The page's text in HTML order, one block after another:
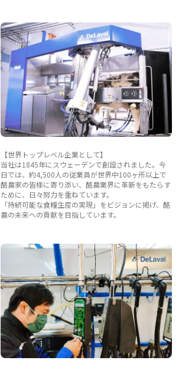
【世界トップレベル企業として】
当社は1845年にスウェーデンで創設されました。今
日では、約4,500人の従業員が世界中100ヶ所以上で
酪農家の皆様に寄り添い、酪農業界に革新をもたらす
ために、日々努力を重ねています。
「持続可能な食糧生産の実現」をビジョンに掲げ、酪
農の未来への貢献を目指しています。